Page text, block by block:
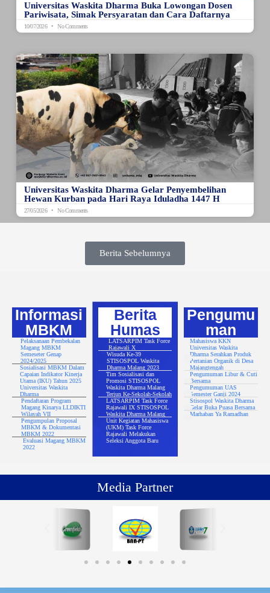
Universitas Waskita Dharma Buka Lowongan Dosen
Pariwisata, Simak Persyaratan dan Cara Daftarnya
10/07/2026 No Comments
Universitas Waskita Dharma Gelar Penyembelihan
Hewan Kurban pada Hari Raya Iduladha 1447 H
27/05/2026 No Comments
Berita Sebelumnya
Informasi
MBKM
Pelaksanaan Pembekalan
Magang MBKM
Semeseter Genap
2024/2025
Sosialisasi MBKM Dalam
Capaian Indikator Kinerja
Utama (IKU) Tahun 2025
Universitas Waskita
Dharma
Pendaftaran Program
Magang Kinarya LLDIKTI
Wilayah VII
Pengumpulan Proposal
MBKM & Dokumentasi
MBKM 2022
Evaluasi Magang MBKM
2022
Berita
Humas
LATSARPIM Task Force
Rajawali X
Wisuda Ke-39
STISOSPOL Waskita
Dharma Malang 2023
Tim Sosialisasi dan
Promosi STISOSPOL
Waskita Dharma Malang
Terjun Ke-Sekolah-Sekolah
LATSARPIM Task Force
Rajawali IX STISOSPOL
Waskita Dharma Malang
Unit Kegiatan Mahasiswa
(UKM) Task Force
Rajawali Melakukan
Seleksi Anggota Baru
Pengumu
man
Mahasiswa KKN
Universitas Waskita
Dharma Serahkan Produk
Pertanian Organik di Desa
Majangtengah
Pengumuman Libur & Cuti
Bersama
Pengumuman UAS
Semester Ganji 2024
Stisospol Waskita Dharma
Gelar Buka Puasa Bersama
Marhaban Ya Ramadhan
Media Partner